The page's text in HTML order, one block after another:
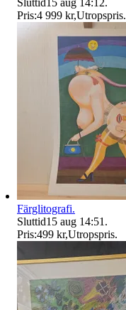
Pris:4 999 kr,Utropspris.
Färglitografi.
Sluttid15 aug 14:51 .
Pris:499 kr,Utropspris.